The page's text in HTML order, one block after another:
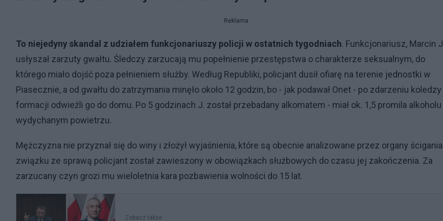
Reklama
To niejedyny skandal z udziałem funkcjonariuszy policji w ostatnich tygodniach. Funkcjonariusz, Marcin
usłyszał zarzuty gwałtu. Śledczy zarzucają mu popełnienie przestępstwa o charakterze seksualnym, do
którego miało dojść poza pełnieniem służby. Według Republiki, policjant dusił ofiarę na terenie jednostki w
Piasecznie, a od gwałtu do zatrzymania minęło około 12 godzin, bo - jak podawał Onet - po zdarzeniu
formacji odwieźli go do domu. Po 5 godzinach J. został przebadany alkomatem - miał ok. 1,5 promila
wydychanym powietrzu.
Mężczyzna nie przyznał się do winy i złożył wyjaśnienia, które są obecnie analizowane przez organy
związku ze sprawą policjant został zawieszony w obowiązkach służbowych do czasu jej zakończenia. Za
zarzucany czyn grozi mu wieloletnia kara pozbawienia wolności do 15 lat.
Zobacz także